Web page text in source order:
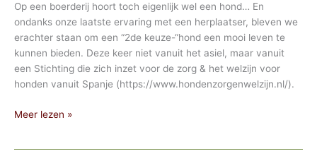
Op een boerderij hoort toch eigenlijk wel een hond… En
ondanks onze laatste ervaring met een herplaatser, bleven we
erachter staan om een “2de keuze-“hond een mooi leven te
kunnen bieden. Deze keer niet vanuit het asiel, maar vanuit
een Stichting die zich inzet voor de zorg & het welzijn voor
honden vanuit Spanje (https://www.hondenzorgenwelzijn.nl/).
We
Meer lezen »